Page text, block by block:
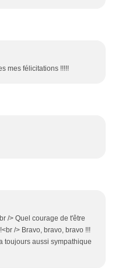
mes félicitations !!!!!
/> Quel courage de t'être
/> Bravo, bravo, bravo !!!
toujours aussi sympathique